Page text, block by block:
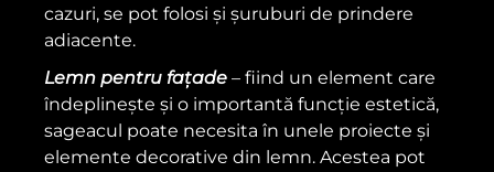
cazuri, se pot folosi și șuruburi de prindere
adiacente.
Lemn pentru fațade – fiind un element care
îndeplinește și o importantă funcție estetică,
sageacul poate necesita în unele proiecte și
elemente decorative din lemn. Acestea pot